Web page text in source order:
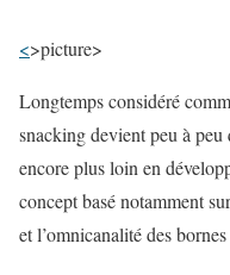
<>picture>
Longtemps considéré
snacking devient peu à
encore plus loin en
concept basé notamment
et l’omnicanalité des